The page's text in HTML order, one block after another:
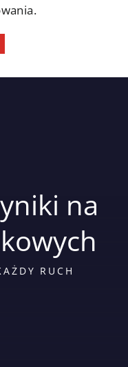
na
RUCH